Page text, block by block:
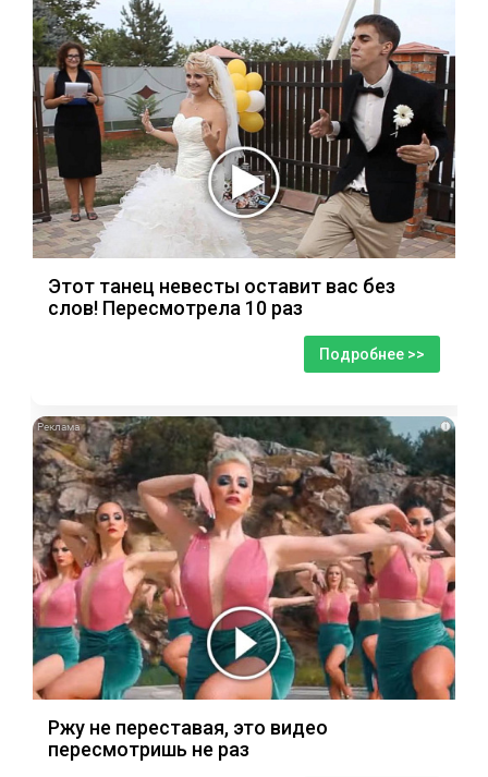
Этот танец невесты оставит вас без
слов! Пересмотрела 10 раз
Подробнее >>
i
Ржу не переставая, это видео
пересмотришь не раз